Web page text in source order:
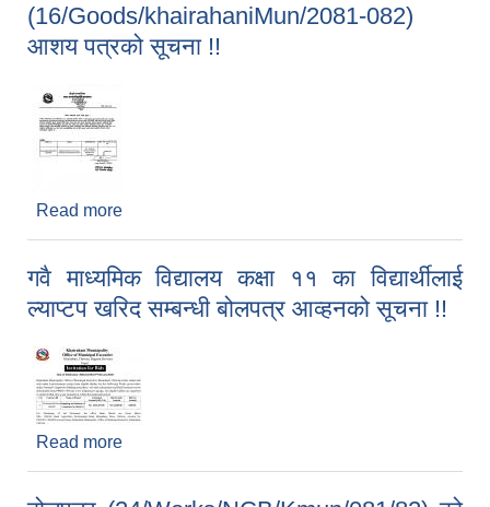
(16/Goods/khairahaniMun/2081-082)
आशय पत्रको सूचना !!
Read more
गवै माध्यमिक विद्यालय कक्षा ११ का विद्यार्थीलाई
ल्याप्टप खरिद सम्बन्धी बोलपत्र आव्हनको सूचना !!
Read more